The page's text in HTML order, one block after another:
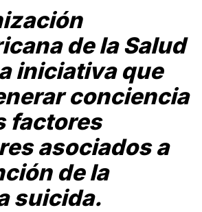
de la Salud
iniciativa que
conciencia
factores
asociados a
de la
suicida.